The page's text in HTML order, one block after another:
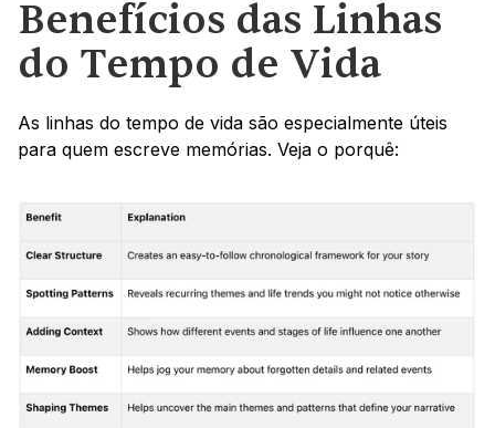
Benefícios das Linhas
do Tempo de Vida
As linhas do tempo de vida são especialmente úteis
para quem escreve memórias. Veja o porquê: